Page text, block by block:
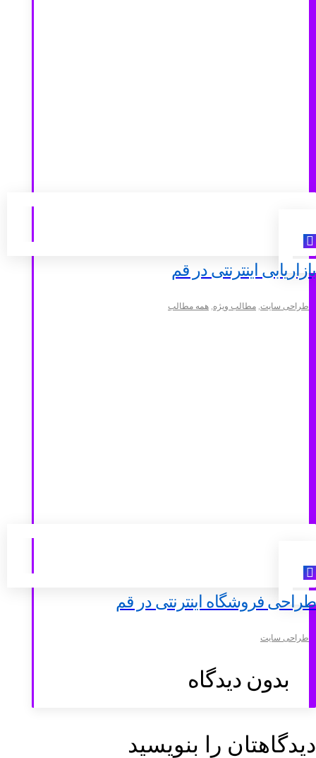
بازاریابی اینترنتی در قم
طراحی سایت, مطالب ویژه, همه مطالب
طراحی فروشگاه اینترنتی در قم
طراحی سایت
بدون دیدگاه
دیدگاهتان را بنویسید